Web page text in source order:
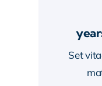
Set